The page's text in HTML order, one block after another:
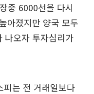
중 6000선을 다시
아졌지만 양국 모두
나오자 투자심리가
피는 전 거래일보다